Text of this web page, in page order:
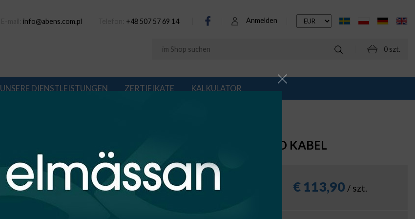
Anmelden
info@abens.com.pl +48 507 57 69 14
0 szt.
UNSERE DIENSTLEISTUNGEN ZERTIFIKATE KALKULATOR
MAGNUS 40 WATT MIT SCHNELLVERBINDER UND KABEL
Marke:Abens
Produktcode:
€ 113,90 / szt.